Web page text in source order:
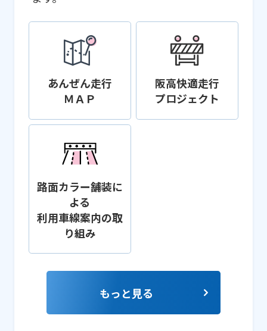
あんぜん走行
ＭＡＰ
阪高快適走行
プロジェクト
路面カラー舗装に
よる
利用車線案内の取
り組み
もっと見る